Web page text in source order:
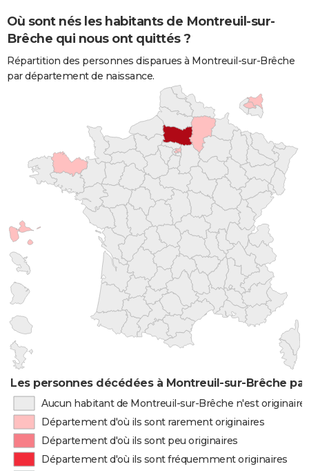
Où sont nés les habitants de Montreuil-sur-
Brêche qui nous ont quittés ?
Répartition des personnes disparues à Montreuil-sur-Brêche
par département de naissance.
Les personnes décédées à Montreuil-sur-Brêche
Aucun habitant de Montreuil-sur-Brêche n'est
Département d'où ils sont rarement originaires
Département d'où ils sont peu originaires
Département d'où ils sont fréquemment originaires